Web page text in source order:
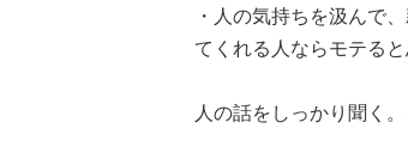
・人の気持ちを汲んで
てくれる人ならモテる
人の話をしっかり聞く